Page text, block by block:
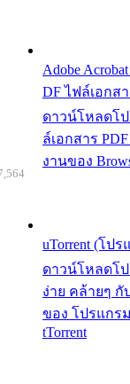
Adobe
DF ไฟล์เอกสา
ดาวน์โหลดโป
ล์เอกสาร
งานของ
uTorrent (โป
ดาวน์โหลดโป
ง่าย คล้ายๆ
ของ โปรแกร
tTorrent